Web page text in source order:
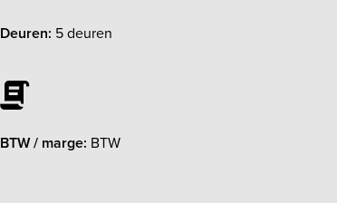
Deuren: 5 deuren
BTW / marge: BTW